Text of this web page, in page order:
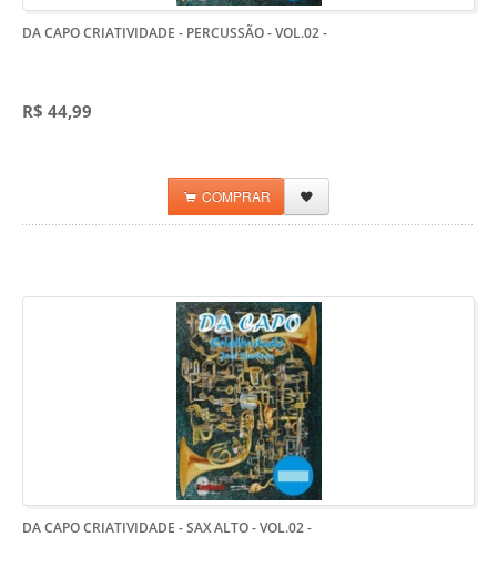
DA CAPO CRIATIVIDADE - PERCUSSÃO - VOL.02-
R$ 44,99
COMPRAR
DA CAPO CRIATIVIDADE - SAX ALTO - VOL.02-